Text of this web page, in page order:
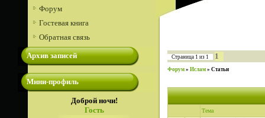
Форум
Гостевая книга
Обратная связь
Архив записей
Мини-профиль
Доброй ночи!
Гость
Страница 1 из 1 1
Форум » Ислам » Статьи
Тема